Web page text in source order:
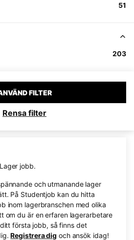
51
203
FILTER
Rensa filter
jobb.
och utmanande lager
På Studentjob kan du hitta
inom lagerbranschen med olika
om du är en erfaren lagerarbetare
första jobb, så finns det
Registrera dig och ansök idag!